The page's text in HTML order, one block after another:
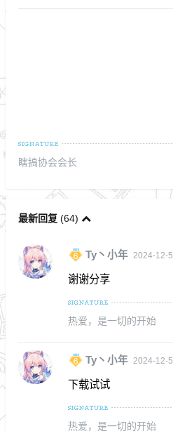
瞎搞协会会长
最新回复(64)
Ty丶小年 2024-12-5
谢谢分享
热爱，是一切的开始
Ty丶小年 2024-12-5
下载试试
热爱，是一切的开始